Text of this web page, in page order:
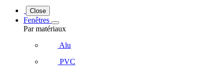
Close
Fenêtres
Par matériaux
Alu
PVC